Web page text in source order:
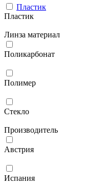
Пластик
Пластик
Линза материал
Поликарбонат
Полимер
Стекло
Производитель
Австрия
Испания